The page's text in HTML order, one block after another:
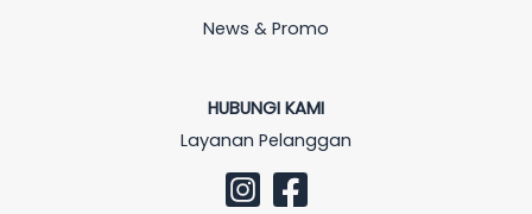
News & Promo
HUBUNGI KAMI
Layanan Pelanggan